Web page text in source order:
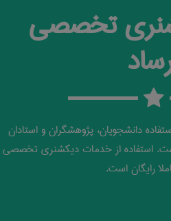
تخصصی
دانشجویان، پژوهشگران و استادان
استفاده از خدمات دیکشنری تخصصی
رایگان است.